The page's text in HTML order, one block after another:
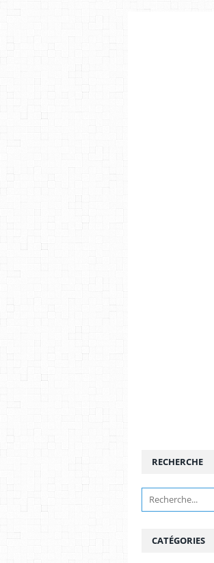
RECHERCHE
CATÉGORIES